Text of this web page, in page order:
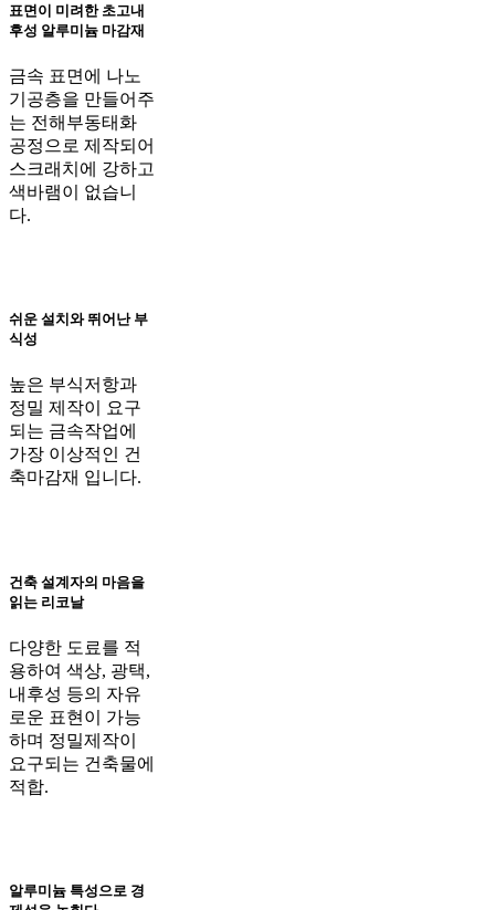
표면이 미려한 초고내
후성 알루미늄 마감재
금속 표면에 나노
기공층을 만들어주
는 전해부동태화
공정으로 제작되어
스크래치에 강하고
색바램이 없습니
다.
쉬운 설치와 뛰어난 부
식성
높은 부식저항과
정밀 제작이 요구
되는 금속작업에
가장 이상적인 건
축마감재 입니다.
건축 설계자의 마음을
읽는 리코날
다양한 도료를 적
용하여 색상, 광택,
내후성 등의 자유
로운 표현이 가능
하며 정밀제작이
요구되는 건축물에
적합.
알루미늄 특성으로 경